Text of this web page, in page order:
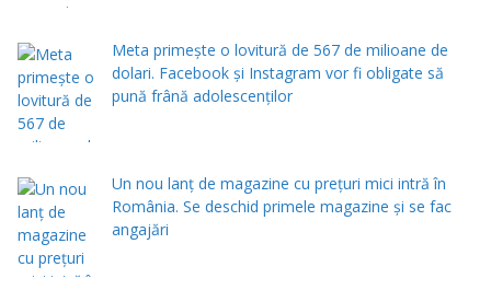
Meta primește o lovitură de 567 de milioane de
dolari. Facebook și Instagram vor fi obligate să
pună frână adolescenților
Un nou lanț de magazine cu prețuri mici intră în
România. Se deschid primele magazine și se fac
angajări